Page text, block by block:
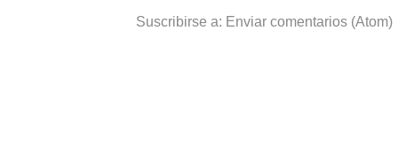
Suscribirse a: Enviar comentarios (Atom)